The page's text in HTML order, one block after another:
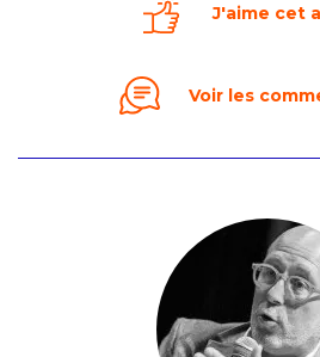
J'aime cet
Voir les